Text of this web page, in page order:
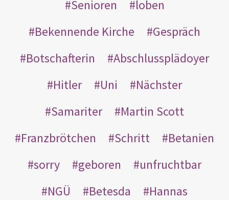
Senioren
loben
Bekennende Kirche
Gespräch
Botschafterin
Abschlussplädoyer
Hitler
Uni
Nächster
Samariter
Martin Scott
Franzbrötchen
Schritt
Betanien
sorry
geboren
unfruchtbar
NGÜ
Betesda
Hannas